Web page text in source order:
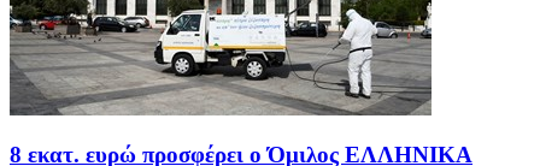
8 εκατ. ευρώ προσφέρει ο Όμιλος ΕΛΛΗΝΙΚΑ